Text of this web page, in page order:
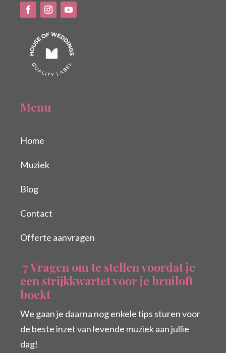
Menu
Home
Muziek
Blog
Contact
Offerte aanvragen
7 Vragen om te stellen voordat je
een strijkkwartet voor je bruiloft
boekt
We gaan je daarna nog enkele tips sturen voor
de beste inzet van levende muziek aan jullie
dag!